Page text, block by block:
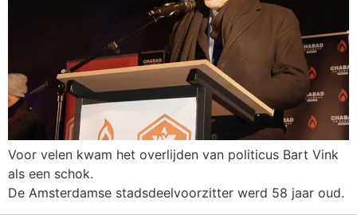
Voor velen kwam het overlijden van politicus Bart Vink
als een schok.
De Amsterdamse stadsdeelvoorzitter werd 58 jaar oud.